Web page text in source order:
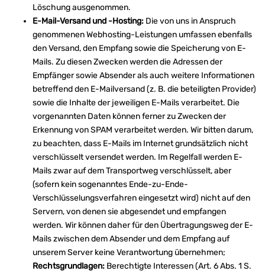
Löschung ausgenommen.
E-Mail-Versand und -Hosting: Die von uns in Anspruch
genommenen Webhosting-Leistungen umfassen ebenfalls
den Versand, den Empfang sowie die Speicherung von E-
Mails. Zu diesen Zwecken werden die Adressen der
Empfänger sowie Absender als auch weitere Informationen
betreffend den E-Mailversand (z. B. die beteiligten Provider)
sowie die Inhalte der jeweiligen E-Mails verarbeitet. Die
vorgenannten Daten können ferner zu Zwecken der
Erkennung von SPAM verarbeitet werden. Wir bitten darum,
zu beachten, dass E-Mails im Internet grundsätzlich nicht
verschlüsselt versendet werden. Im Regelfall werden E-
Mails zwar auf dem Transportweg verschlüsselt, aber
(sofern kein sogenanntes Ende-zu-Ende-
Verschlüsselungsverfahren eingesetzt wird) nicht auf den
Servern, von denen sie abgesendet und empfangen
werden. Wir können daher für den Übertragungsweg der E-
Mails zwischen dem Absender und dem Empfang auf
unserem Server keine Verantwortung übernehmen;
Rechtsgrundlagen: Berechtigte Interessen (Art. 6 Abs. 1 S.